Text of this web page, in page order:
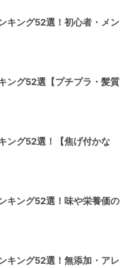
キング52選！初心者・メン
ング52選【プチプラ・髪質
ング52選！【焦げ付かな
キング52選！味や栄養価の
キング52選！無添加・アレ